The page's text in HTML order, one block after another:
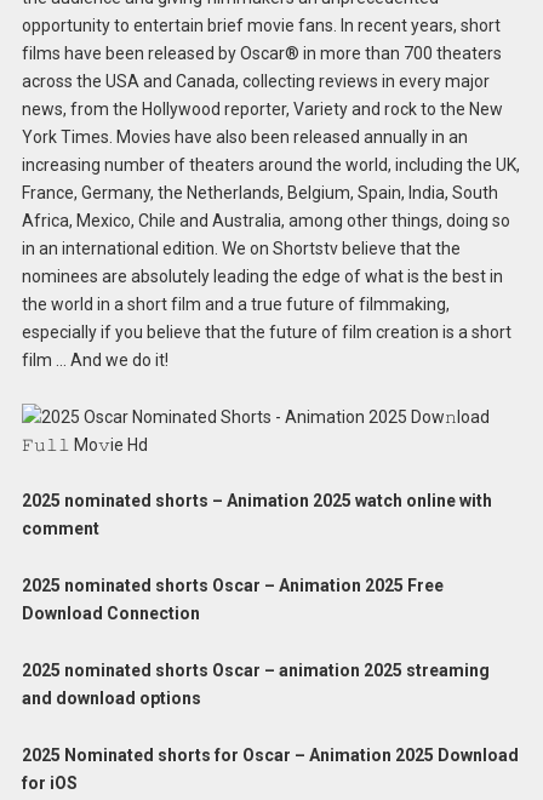
opportunity to entertain brief movie fans. In recent years, short
films have been released by Oscar® in more than 700 theaters
across the USA and Canada, collecting reviews in every major
news, from the Hollywood reporter, Variety and rock to the New
York Times. Movies have also been released annually in an
increasing number of theaters around the world, including the UK,
France, Germany, the Netherlands, Belgium, Spain, India, South
Africa, Mexico, Chile and Australia, among other things, doing so
in an international edition. We on Shortstv believe that the
nominees are absolutely leading the edge of what is the best in
the world in a short film and a true future of filmmaking,
especially if you believe that the future of film creation is a short
film … And we do it!
2025 nominated shorts – Animation 2025 watch online with
comment
2025 nominated shorts Oscar – Animation 2025 Free
Download Connection
2025 nominated shorts Oscar – animation 2025 streaming
and download options
2025 Nominated shorts for Oscar – Animation 2025 Download
for iOS